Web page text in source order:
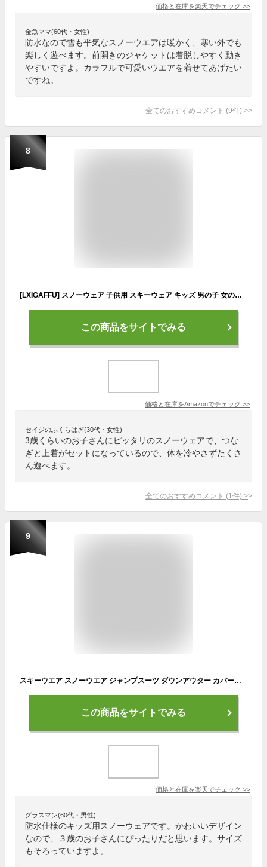
価格と在庫を楽天でチェック >>
金魚ママ(60代・女性)
防水なので雪も平気なスノーウエアは暖かく、寒い外でも
楽しく遊べます。前開きのジャケットは着脱しやすく動き
やすいですよ。カラフルで可愛いウエアを着せてあげたい
ですね。
全てのおすすめコメント (9件) >
8
[LXIGAFFU] スノーウェア 子供用 スキーウェア キッズ 男の子 女の子 ダウンジャケット ダウンパンツ 2点セット 子供服 ダウンジャケット ベビースーツ ベビー カバーオール アウタージャケット 防風 防寒 80-110cm (イエロー,90)
この商品をサイトでみる
価格と在庫をAmazonでチェック >>
セイジのふくらはぎ(30代・女性)
3歳くらいのお子さんにピッタリのスノーウェアで、つな
ぎと上着がセットになっているので、体を冷やさずたくさ
ん遊べます。
全てのおすすめコメント (1 件) >
9
スキーウエア スノーウエア ジャンプスーツ ダウンアウター カバーオール つなぎ オールインワン サロペット 男の子 女の子 ユニセックス ベビー キッズ 無地 防水 防風 カジュアル ダウン レッド/ピンク/パープル/ブラック 90/100/110/120
この商品をサイトでみる
価格と在庫を楽天でチェック >>
グラスマン(60代・男性)
防水仕様のキッズ用スノーウェアです。かわいいデザイン
なので、３歳のお子さんにぴったりだと思います。サイズ
もそろっていますよ。